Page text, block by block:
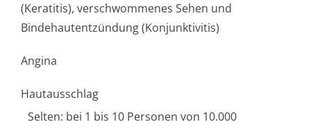
(Keratitis), verschwommenes Sehen und
Bindehautentzündung (Konjunktivitis)
Angina
Hautausschlag
Selten: bei 1 bis 10 Personen von 10.000